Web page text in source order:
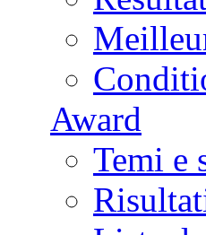
Award
Temi e